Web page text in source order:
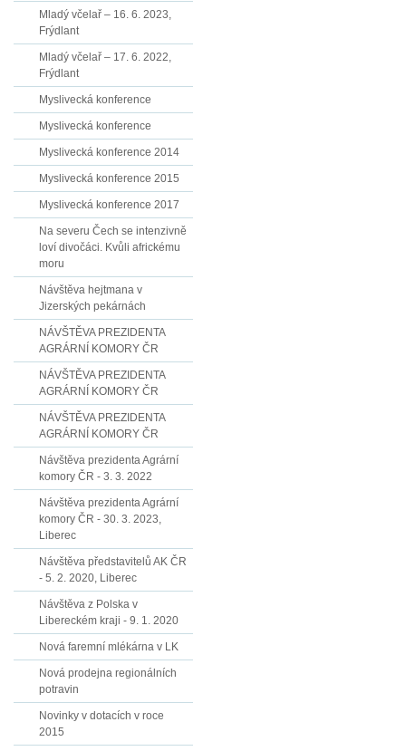
Mladý včelař – 16. 6. 2023,
Frýdlant
Mladý včelař – 17. 6. 2022,
Frýdlant
Myslivecká konference
Myslivecká konference
Myslivecká konference 2014
Myslivecká konference 2015
Myslivecká konference 2017
Na severu Čech se intenzivně
loví divočáci. Kvůli africkému
moru
Návštěva hejtmana v
Jizerských pekárnách
NÁVŠTĚVA PREZIDENTA
AGRÁRNÍ KOMORY ČR
NÁVŠTĚVA PREZIDENTA
AGRÁRNÍ KOMORY ČR
NÁVŠTĚVA PREZIDENTA
AGRÁRNÍ KOMORY ČR
Návštěva prezidenta Agrární
komory ČR - 3. 3. 2022
Návštěva prezidenta Agrární
komory ČR - 30. 3. 2023,
Liberec
Návštěva představitelů AK ČR
- 5. 2. 2020, Liberec
Návštěva z Polska v
Libereckém kraji - 9. 1. 2020
Nová faremní mlékárna v LK
Nová prodejna regionálních
potravin
Novinky v dotacích v roce
2015